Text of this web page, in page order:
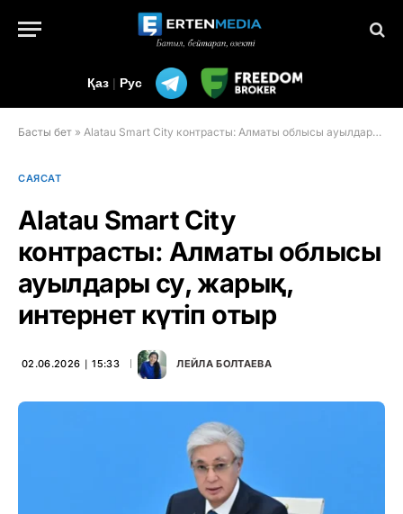
Қаз | Рус
Басты бет » Alatau Smart City контрасты: Алматы облысы ауылдары су, жарық, интернет күтіп отыр
САЯСАТ
Alatau Smart City
контрасты: Алматы облысы
ауылдары су, жарық,
интернет күтіп отыр
02.06.2026 ∣ 15:33 ЛЕЙЛА БОЛТАЕВА